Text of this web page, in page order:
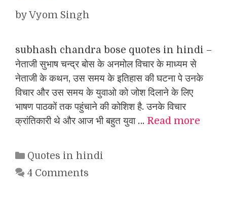
byVyom Singh
subhash chandra bose quotes in hindi –
नेताजी सुभाष चन्द्र बोस के अनमोल विचार के माध्यम से
नेताजी के कथन, उस समय के इतिहास की घटना पे उनके
विचार और उस समय के युवाओ को जोश दिलाने के लिए
भाषण पाठकों तक पहुंचाने की कोशिश है. उनके विचार
क्रांतिकारी थे और आज भी बहुत युवा … Read more
Categories
Quotes in hindi
4 Comments